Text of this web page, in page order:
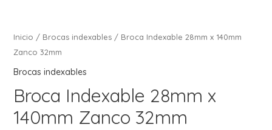
Inicio / Brocas indexables/ Broca Indexable 28mm x 140mm
Zanco 32mm
Brocas indexables
Broca Indexable 28mm x
140mm Zanco 32mm